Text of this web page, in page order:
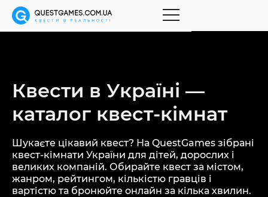
Квести в Україні —
каталог квест-кімнат
Шукаєте цікавий квест? На QuestGames зібрані
квест-кімнати України для дітей, дорослих і
великих компаній. Обирайте квест за містом,
жанром, рейтингом, кількістю гравців і
вартістю та бронюйте онлайн за кілька хвилин.